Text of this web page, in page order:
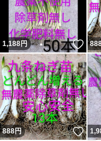
1,188円 い
888円 い